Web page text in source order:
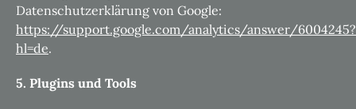
Datenschutzerklärung von Google:
https://support.google.com/analytics/answer/6004245?
hl=de.
5. Plugins und Tools